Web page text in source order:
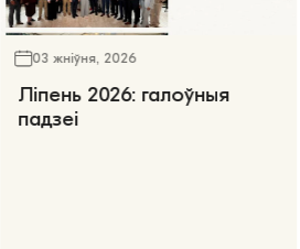
03 жніўня, 2026
Ліпень 2026: галоўныя
падзеі